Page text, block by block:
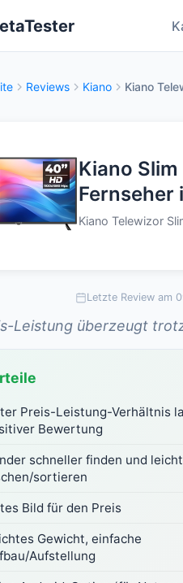
Reviews Kiano Kiano
Kiano
Fernseher
Kiano Telewizor
Letzte Review am
Leistung überzeugt
Preis-Leistung-Verhältnis
Bewertung
schneller finden und leicht
sortieren
Bild für den Preis
Gewicht, einfache
Aufstellung